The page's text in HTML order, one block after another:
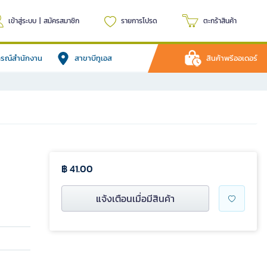
เข้าสู่ระบบ | สมัครสมาชิก รายการโปรด ตะกร้าสินค้า
รณ์สำนักงาน สาขาบีทูเอส สินค้าพรีออเดอร์
฿ 41.00
แจ้งเตือนเมื่อมีสินค้า